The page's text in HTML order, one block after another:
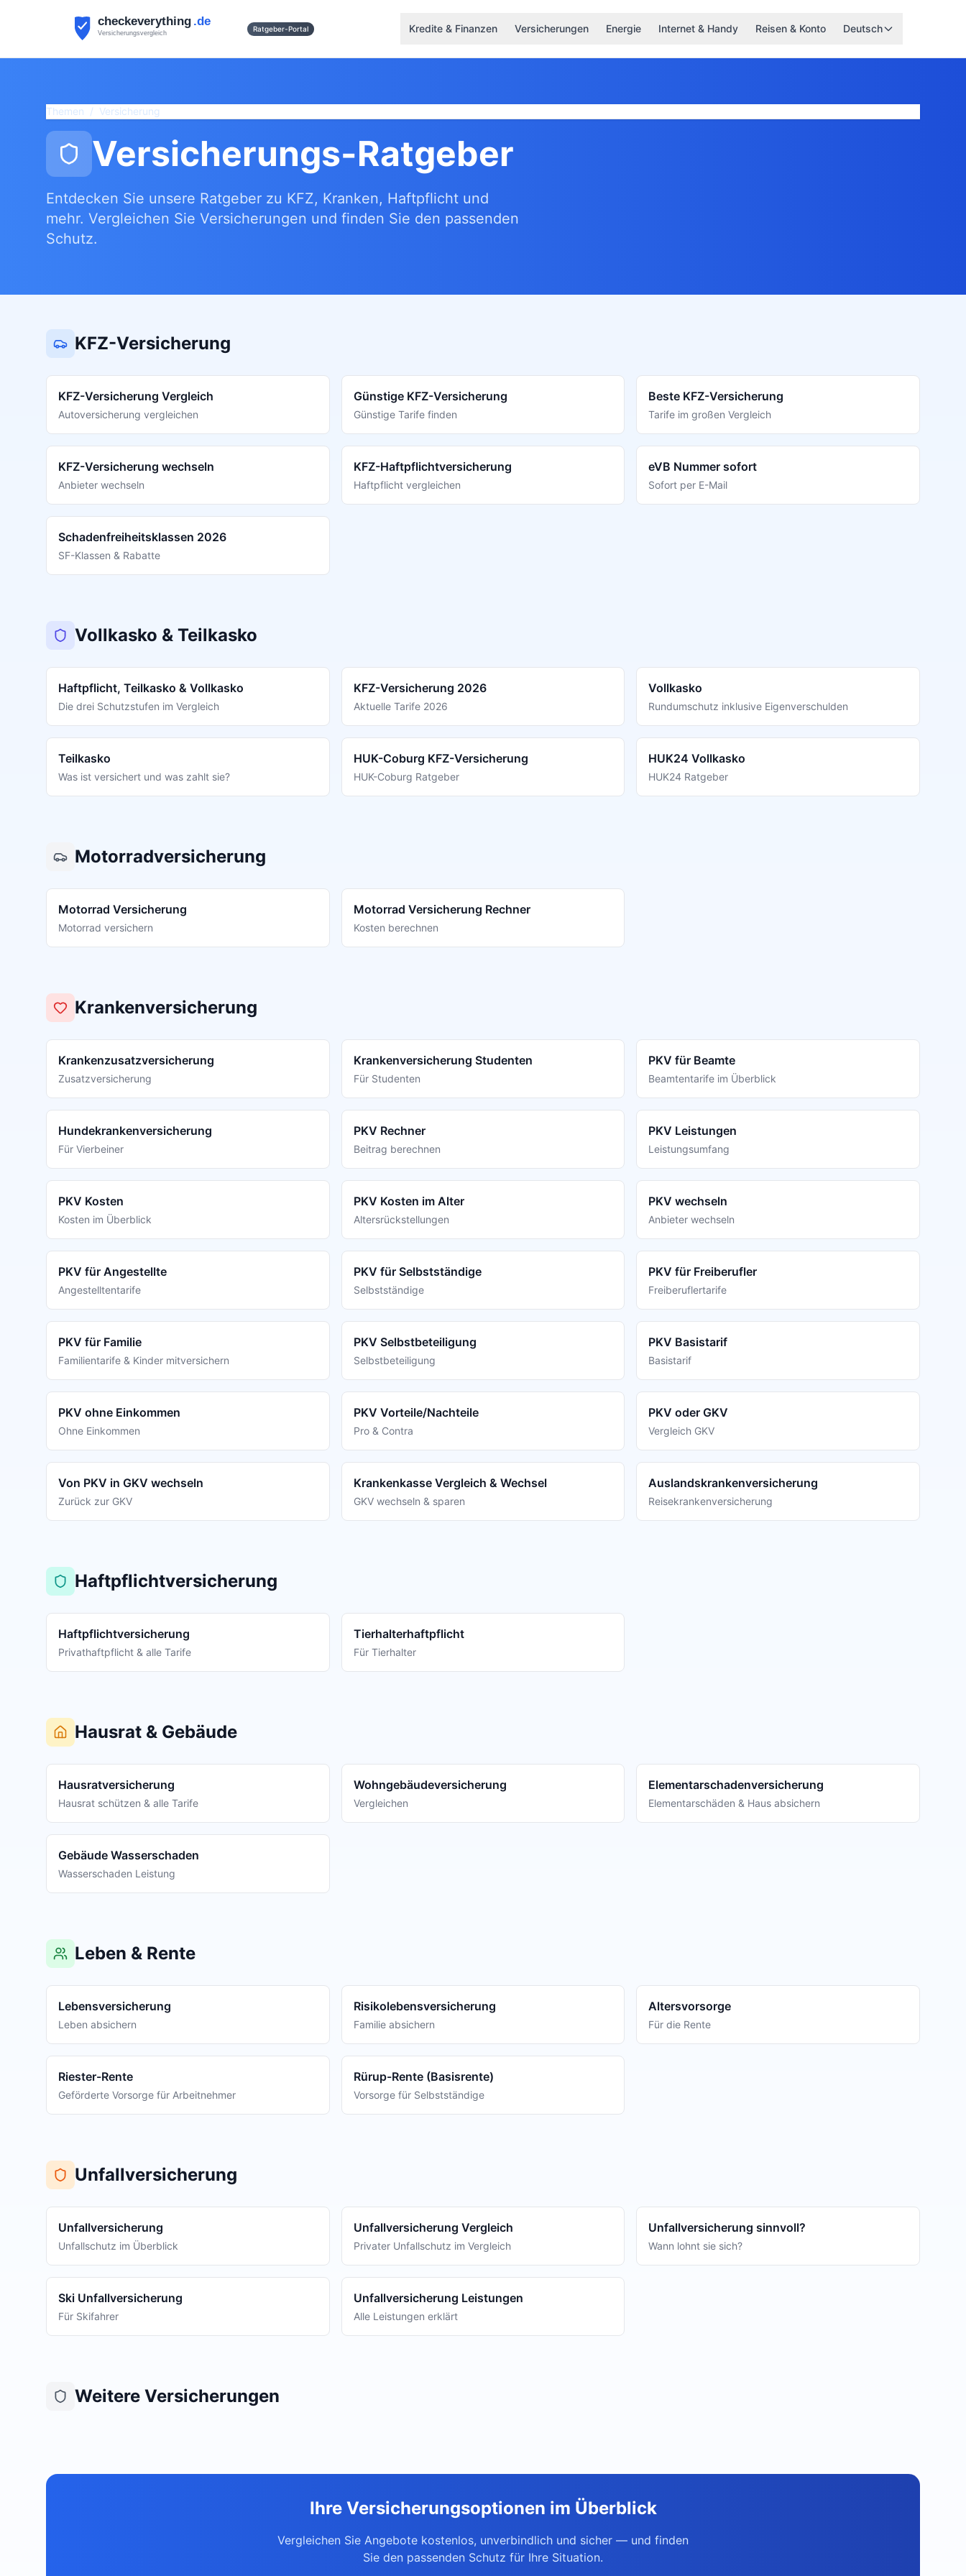
Ratgeber-Portal Kredite & Finanzen Versicherungen Energie Internet & Handy Reisen & Konto Deutsch
Themen / Versicherung
Versicherungs-Ratgeber
Entdecken Sie unsere Ratgeber zu KFZ, Kranken, Haftpflicht und
mehr. Vergleichen Sie Versicherungen und finden Sie den passenden
Schutz.
KFZ-Versicherung
KFZ-Versicherung Vergleich
Autoversicherung vergleichen
Günstige KFZ-Versicherung
Günstige Tarife finden
Beste KFZ-Versicherung
Tarife im großen Vergleich
KFZ-Versicherung wechseln
Anbieter wechseln
KFZ-Haftpflichtversicherung
Haftpflicht vergleichen
eVB Nummer sofort
Sofort per E-Mail
Schadenfreiheitsklassen 2026
SF-Klassen & Rabatte
Vollkasko & Teilkasko
Haftpflicht, Teilkasko & Vollkasko
Die drei Schutzstufen im Vergleich
KFZ-Versicherung 2026
Aktuelle Tarife 2026
Vollkasko
Rundumschutz inklusive Eigenverschulden
Teilkasko
Was ist versichert und was zahlt sie?
HUK-Coburg KFZ-Versicherung
HUK-Coburg Ratgeber
HUK24 Vollkasko
HUK24 Ratgeber
Motorradversicherung
Motorrad Versicherung
Motorrad versichern
Motorrad Versicherung Rechner
Kosten berechnen
Krankenversicherung
Krankenzusatzversicherung
Zusatzversicherung
Krankenversicherung Studenten
Für Studenten
PKV für Beamte
Beamtentarife im Überblick
Hundekrankenversicherung
Für Vierbeiner
PKV Rechner
Beitrag berechnen
PKV Leistungen
Leistungsumfang
PKV Kosten
Kosten im Überblick
PKV Kosten im Alter
Altersrückstellungen
PKV wechseln
Anbieter wechseln
PKV für Angestellte
Angestelltentarife
PKV für Selbstständige
Selbstständige
PKV für Freiberufler
Freiberuflertarife
PKV für Familie
Familientarife & Kinder mitversichern
PKV Selbstbeteiligung
Selbstbeteiligung
PKV Basistarif
Basistarif
PKV ohne Einkommen
Ohne Einkommen
PKV Vorteile/Nachteile
Pro & Contra
PKV oder GKV
Vergleich GKV
Von PKV in GKV wechseln
Zurück zur GKV
Krankenkasse Vergleich & Wechsel
GKV wechseln & sparen
Auslandskrankenversicherung
Reisekrankenversicherung
Haftpflichtversicherung
Haftpflichtversicherung
Privathaftpflicht & alle Tarife
Tierhalterhaftpflicht
Für Tierhalter
Hausrat & Gebäude
Hausratversicherung
Hausrat schützen & alle Tarife
Wohngebäudeversicherung
Vergleichen
Elementarschadenversicherung
Elementarschäden & Haus absichern
Gebäude Wasserschaden
Wasserschaden Leistung
Leben & Rente
Lebensversicherung
Leben absichern
Risikolebensversicherung
Familie absichern
Altersvorsorge
Für die Rente
Riester-Rente
Geförderte Vorsorge für Arbeitnehmer
Rürup-Rente (Basisrente)
Vorsorge für Selbstständige
Unfallversicherung
Unfallversicherung
Unfallschutz im Überblick
Unfallversicherung Vergleich
Privater Unfallschutz im Vergleich
Unfallversicherung sinnvoll?
Wann lohnt sie sich?
Ski Unfallversicherung
Für Skifahrer
Unfallversicherung Leistungen
Alle Leistungen erklärt
Weitere Versicherungen
Ihre Versicherungsoptionen im Überblick
Vergleichen Sie Angebote kostenlos, unverbindlich und sicher — und finden
Sie den passenden Schutz für Ihre Situation.